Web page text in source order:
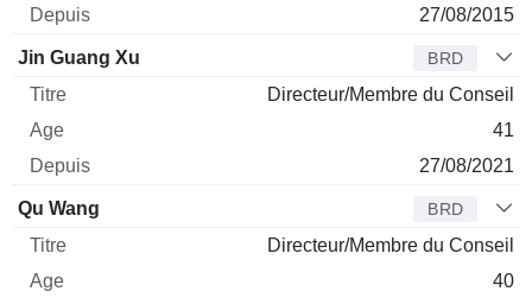
27/08/2015
Jin Guang Xu BRD
Directeur/Membre du Conseil
41
27/08/2021
Qu Wang BRD
Directeur/Membre du Conseil
40